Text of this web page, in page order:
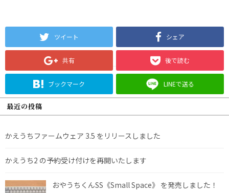
ツイート シェア
共有 後で読む
ブックマーク LINEで送る
最近の投稿
かえうちファームウェア 3.5 をリリースしました
かえうち2 の予約受け付けを再開いたします
おやうちくんSS《Small Space》 を発売しました！